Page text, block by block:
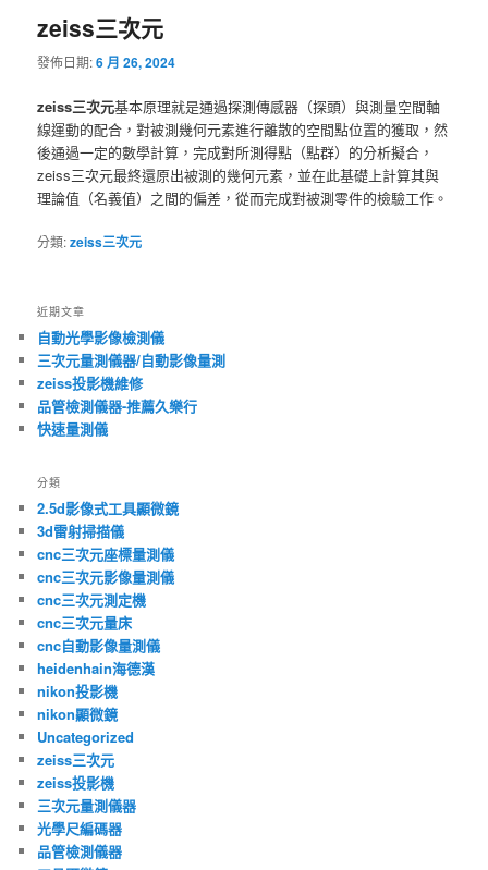
zeiss三次元
發佈日期:6 月 26, 2024
zeiss三次元基本原理就是通過探測傳感器（探頭）與測量空間軸
線運動的配合，對被測幾何元素進行離散的空間點位置的獲取，然
後通過一定的數學計算，完成對所測得點（點群）的分析擬合，
zeiss三次元最終還原出被測的幾何元素，並在此基礎上計算其與
理論值（名義值）之間的偏差，從而完成對被測零件的檢驗工作。
分類:zeiss三次元
近期文章
自動光學影像檢測儀
三次元量測儀器/自動影像量測
zeiss投影機維修
品管檢測儀器-推薦久樂行
快速量測儀
分類
2.5d影像式工具顯微鏡
3d雷射掃描儀
cnc三次元座標量測儀
cnc三次元影像量測儀
cnc三次元測定機
cnc三次元量床
cnc自動影像量測儀
heidenhain海德漢
nikon投影機
nikon顯微鏡
Uncategorized
zeiss三次元
zeiss投影機
三次元量測儀器
光學尺編碼器
品管檢測儀器